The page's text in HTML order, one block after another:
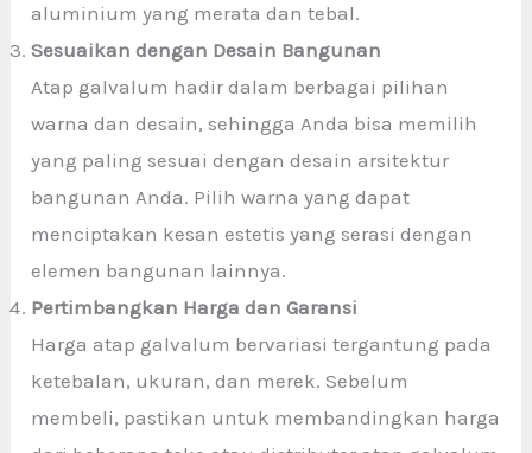
aluminium yang merata dan tebal.
Sesuaikan dengan Desain Bangunan
Atap galvalum hadir dalam berbagai pilihan
warna dan desain, sehingga Anda bisa memilih
yang paling sesuai dengan desain arsitektur
bangunan Anda. Pilih warna yang dapat
menciptakan kesan estetis yang serasi dengan
elemen bangunan lainnya.
Pertimbangkan Harga dan Garansi
Harga atap galvalum bervariasi tergantung pada
ketebalan, ukuran, dan merek. Sebelum
membeli, pastikan untuk membandingkan harga